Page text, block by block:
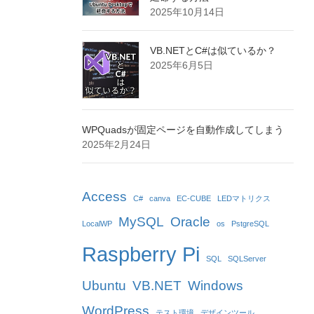
2025年10月14日
VB.NETとC#は似ているか？
2025年6月5日
WPQuadsが固定ページを自動作成してしまう
2025年2月24日
Access C# canva EC-CUBE LEDマトリクス
LocalWP MySQL Oracle os PstgreSQL
Raspberry Pi SQL SQLServer
Ubuntu VB.NET Windows
WordPress
テスト環境 デザインツール